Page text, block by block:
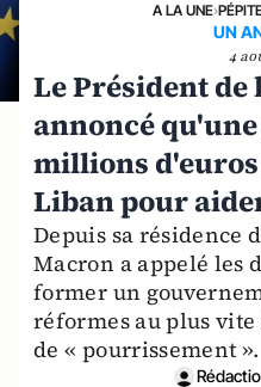
A LA UNE›
UN
4
Le Président
annoncé qu'une
millions d'euros
Liban pour
Depuis sa résidence
Macron a appelé les
former un
réformes au plus vite
de « pourrissement ».